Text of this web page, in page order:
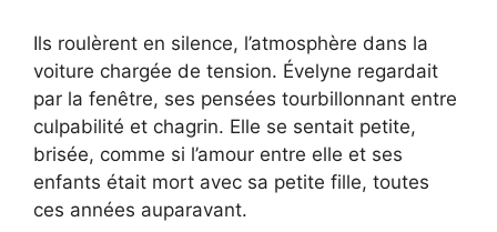
Ils roulèrent en silence, l’atmosphère dans la
voiture chargée de tension. Évelyne regardait
par la fenêtre, ses pensées tourbillonnant entre
culpabilité et chagrin. Elle se sentait petite,
brisée, comme si l’amour entre elle et ses
enfants était mort avec sa petite fille, toutes
ces années auparavant.